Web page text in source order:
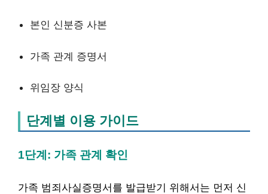
본인 신분증 사본
가족 관계 증명서
위임장 양식
단계별 이용 가이드
1단계: 가족 관계 확인
가족 범죄사실증명서를 발급받기 위해서는 먼저 신